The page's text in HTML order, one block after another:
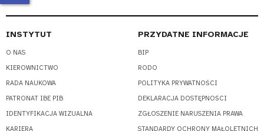
INSTYTUT
O NAS
KIEROWNICTWO
RADA NAUKOWA
PATRONAT IBE PIB
IDENTYFIKACJA WIZUALNA
KARIERA
PRZYDATNE INFORMACJE
BIP
RODO
POLITYKA PRYWATNOŚCI
DEKLARACJA DOSTĘPNOŚCI
ZGŁOSZENIE NARUSZENIA PRAWA
STANDARDY OCHRONY MAŁOLETNICH